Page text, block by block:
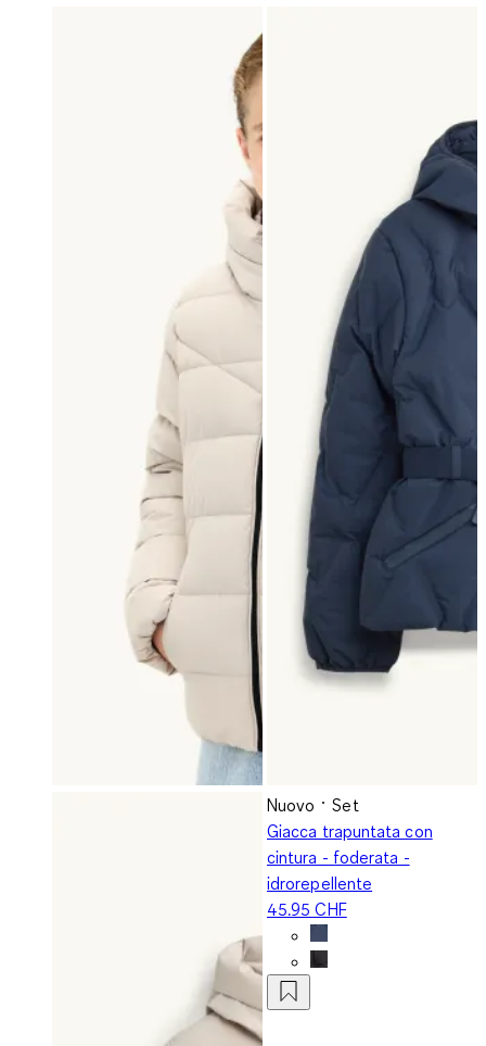
Nuovo
Set
Giacca trapuntata con
cintura - foderata -
idrorepellente
45.95 CHF